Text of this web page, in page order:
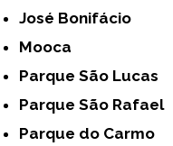
José Bonifácio
Mooca
Parque São Lucas
Parque São Rafael
Parque do Carmo